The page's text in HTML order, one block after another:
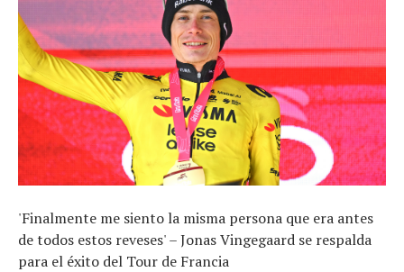
'Finalmente me siento la misma persona que era antes
de todos estos reveses' – Jonas Vingegaard se respalda
para el éxito del Tour de Francia